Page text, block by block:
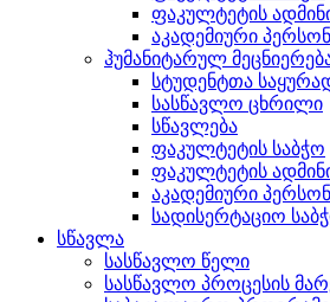
ფაკულტეტის
აკადემიური
ჰუმანიტარულ
სტუდენტთა
სასწავლო ცხრილი
სწავლება
ფაკულტეტის საბჭო
ფაკულტეტის
აკადემიური
სადისერტაციო
სწავლა
სასწავლო წელი
სასწავლო პროცესის